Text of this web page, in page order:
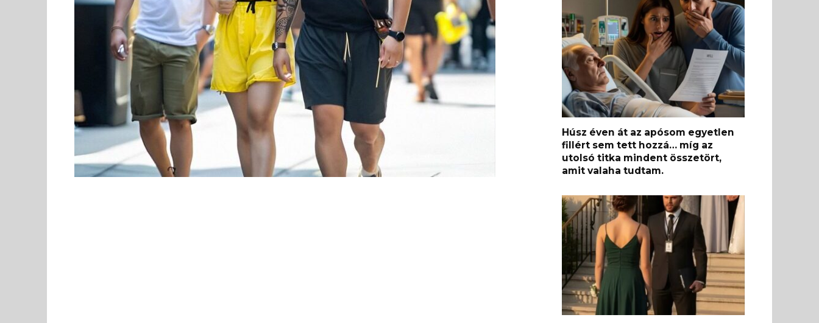
Húsz éven át az apósom egyetlen
fillért sem tett hozzá… míg az
utolsó titka mindent összetört,
amit valaha tudtam.